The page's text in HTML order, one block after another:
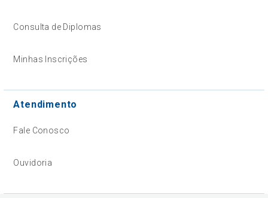
Consulta de Diplomas
Minhas Inscrições
Atendimento
Fale Conosco
Ouvidoria